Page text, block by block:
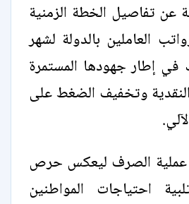
عن تفاصيل الخطة الزمنية
العاملين بالدولة لشهر
وذلك في إطار جهودها المستمرة
وتخفيف الضغط على
عملية الصرف ليعكس حرص
احتياجات المواطنين